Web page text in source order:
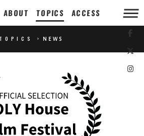
ABOUT TOPICS ACCESS
TOPICS > NEWS